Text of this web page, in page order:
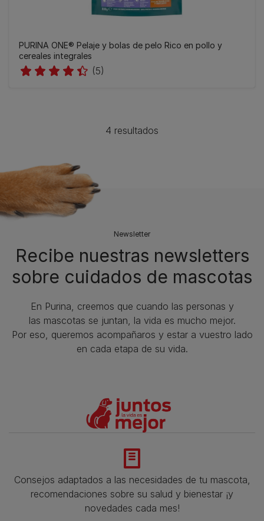
PURINA ONE® Pelaje y bolas de pelo Rico en pollo y
cereales integrales
(5)
4 resultados
Newsletter
Recibe nuestras newsletters
sobre cuidados de mascotas​
En Purina, creemos que cuando las personas y
las mascotas se juntan, la vida es mucho mejor.
Por eso, queremos acompañaros y estar a vuestro lado
en cada etapa de su vida.​
Consejos adaptados a las necesidades de tu mascota,
recomendaciones sobre su salud y bienestar ¡y
novedades cada mes!